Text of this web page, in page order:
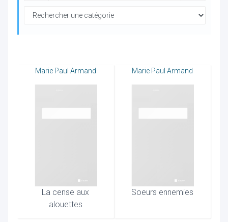
Marie Paul Armand
La cense aux
alouettes
Marie Paul Armand
Soeurs ennemies